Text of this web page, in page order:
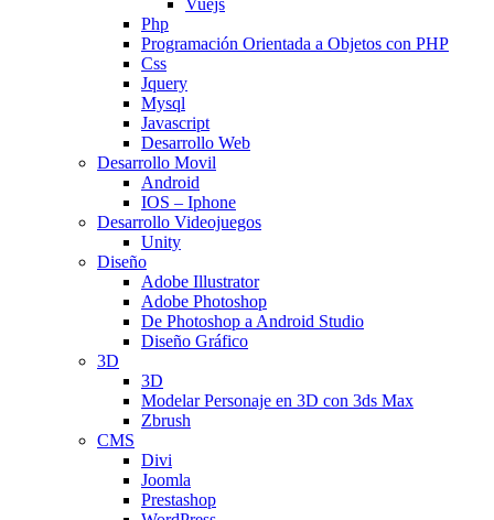
Vuejs
Php
Programación Orientada a Objetos con PHP
Css
Jquery
Mysql
Javascript
Desarrollo Web
Desarrollo Movil
Android
IOS – Iphone
Desarrollo Videojuegos
Unity
Diseño
Adobe Illustrator
Adobe Photoshop
De Photoshop a Android Studio
Diseño Gráfico
3D
3D
Modelar Personaje en 3D con 3ds Max
Zbrush
CMS
Divi
Joomla
Prestashop